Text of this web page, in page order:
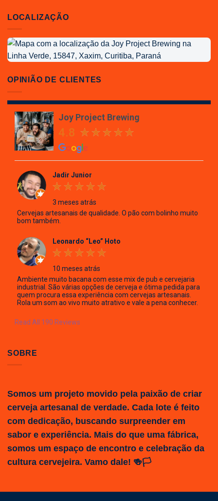
LOCALIZAÇÃO
Localização
da
Project
Brewing
OPINIÃO DE CLIENTES
Joy Project Brewing
4.8
Jadir Junior
3 meses atrás
Cervejas artesanais de qualidade. O pão com bolinho muito
bom também.
Leonardo “Leo” Hoto
10 meses atrás
Ambiente muito bacana com esse mix de pub e cervejaria
industrial. São várias opções de cerveja e ótima pedida para
quem procura essa experiência com cervejas artesanais.
Rola um som ao vivo muito atrativo e vale a pena conhecer.
Read All 190 Reviews
SOBRE
Somos um projeto movido pela paixão de criar
cerveja artesanal de verdade. Cada lote é feito
com dedicação, buscando surpreender em
sabor e experiência. Mais do que uma fábrica,
somos um espaço de encontro e celebração da
cultura cervejeira. Vamo dale! 🍻🏳️